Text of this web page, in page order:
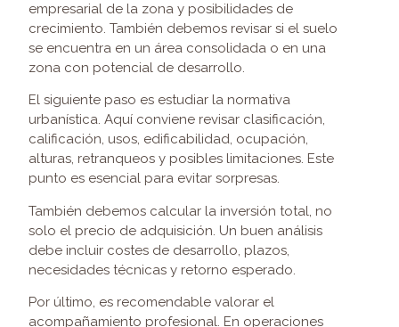
empresarial de la zona y posibilidades de
crecimiento. También debemos revisar si el suelo
se encuentra en un área consolidada o en una
zona con potencial de desarrollo.
El siguiente paso es estudiar la normativa
urbanística. Aquí conviene revisar clasificación,
calificación, usos, edificabilidad, ocupación,
alturas, retranqueos y posibles limitaciones. Este
punto es esencial para evitar sorpresas.
También debemos calcular la inversión total, no
solo el precio de adquisición. Un buen análisis
debe incluir costes de desarrollo, plazos,
necesidades técnicas y retorno esperado.
Por último, es recomendable valorar el
acompañamiento profesional. En operaciones